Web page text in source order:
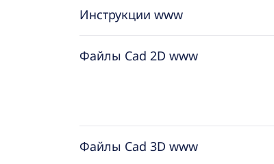
Инструкции www
Файлы Cad 2D www
Файлы Cad 3D www